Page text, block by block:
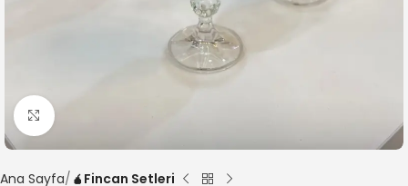
Büyütmek için tıklayın
Ana Sayfa 🧉Fincan Setleri